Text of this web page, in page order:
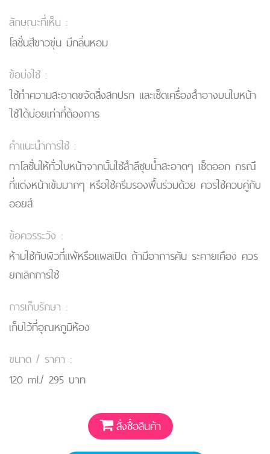
ลักษณะที่เห็น :
โลชั่นสีขาวขุ่น มีกลิ่นหอม
ข้อบ่งใช้ :
ใช้ทำความสะอาดขจัดสิ่งสกปรก และเช็ดเครื่องสำอางบนใบหน้า
ใช้ได้บ่อยเท่าที่ต้องการ
คำแนะนำการใช้ :
ทาโลชั่นให้ทั่วใบหน้าจากนั้นใช้สำลีชุบน้ำสะอาดๆ เช็ดออก กรณี
ที่แต่งหน้าเข้มมากๆ หรือใช้ครีมรองพื้นร่วมด้วย ควรใช้ควบคู่กับ
ออยส์
ข้อควรระวัง :
ห้ามใช้กับผิวที่แพ้หรือแผลเปิด ถ้ามีอาการคัน ระคายเคือง ควร
ยกเลิกการใช้
การเก็บรักษา :
เก็บไว้ที่อุณหภูมิห้อง
ขนาด / ราคา :
120 ml./ 295 บาท
สั่งซื้อสินค้า